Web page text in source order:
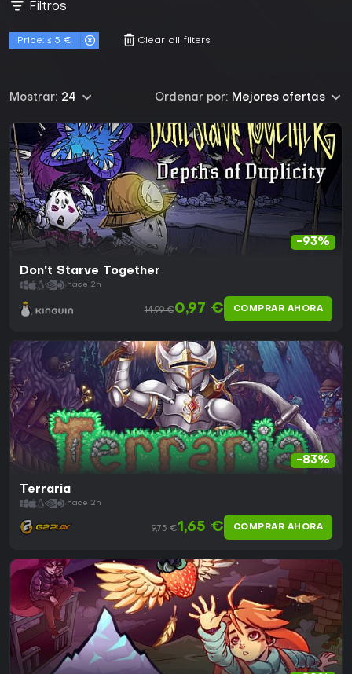
Filtros
Price: ≤ 5 € Clear all filters
Ordenar por: Mejores ofertas
Mostrar: 24
-93%
Don't Starve Together
hace 2h
14,99 €0,97 € COMPRAR AHORA
-83%
Terraria
hace 2h
9,75 €1,65 € COMPRAR AHORA